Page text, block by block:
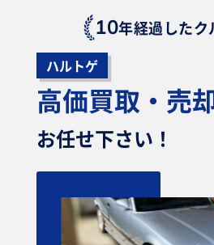
10年経過したク
ハルトゲ
高価買取・売
お任せ下さい！